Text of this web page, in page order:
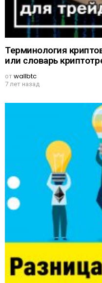
Терминология
или словарь
отwallbtc
7 лет назад